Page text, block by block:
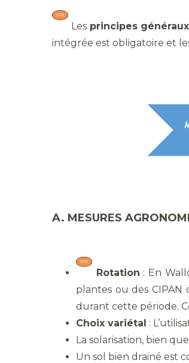
​ Les principes généraux
intégrée est obligatoire et
A. MESURES
Rotation : En
plantes ou des CIPAN
durant cette période.
Choix variétal :
La solarisation, bien
Un sol bien drainé est